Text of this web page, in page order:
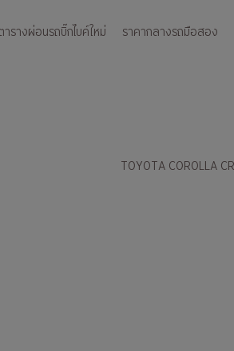
ารางผ่อนรถบิ๊กไบค์ใหม่ ราคากลางรถมือสอง